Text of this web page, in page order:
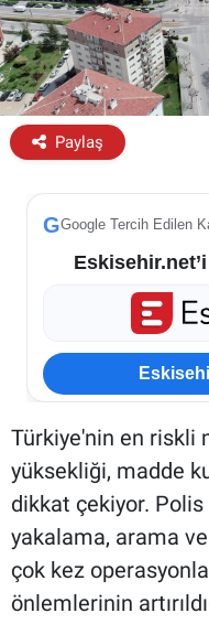
Paylaş
GGoogle Tercih Edilen
Türkiye'nin en riskli
yüksekliği, madde
dikkat çekiyor.
yakalama, arama
çok kez
önlemlerinin
Eskişehir